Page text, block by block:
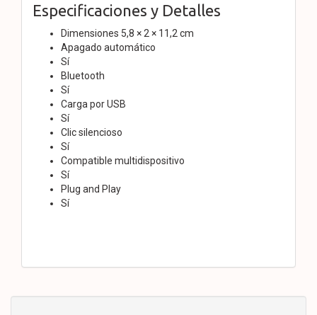
Especificaciones y Detalles
Dimensiones 5,8 × 2 × 11,2 cm
Apagado automático
Sí
Bluetooth
Sí
Carga por USB
Sí
Clic silencioso
Sí
Compatible multidispositivo
Sí
Plug and Play
Sí